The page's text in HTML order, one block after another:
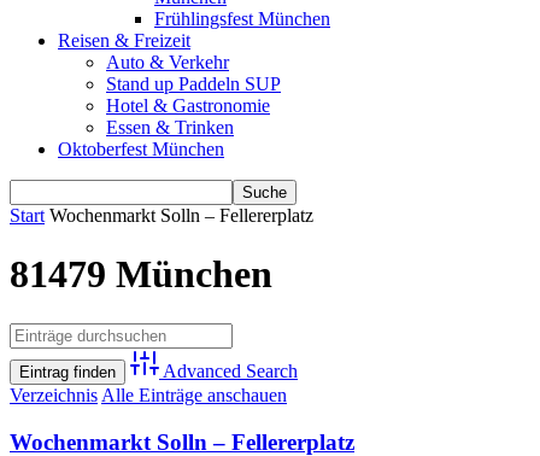
Frühlingsfest München
Reisen & Freizeit
Auto & Verkehr
Stand up Paddeln SUP
Hotel & Gastronomie
Essen & Trinken
Oktoberfest München
Start Wochenmarkt Solln – Fellererplatz
81479 München
Advanced Search
Verzeichnis Alle Einträge anschauen
Wochenmarkt Solln – Fellererplatz